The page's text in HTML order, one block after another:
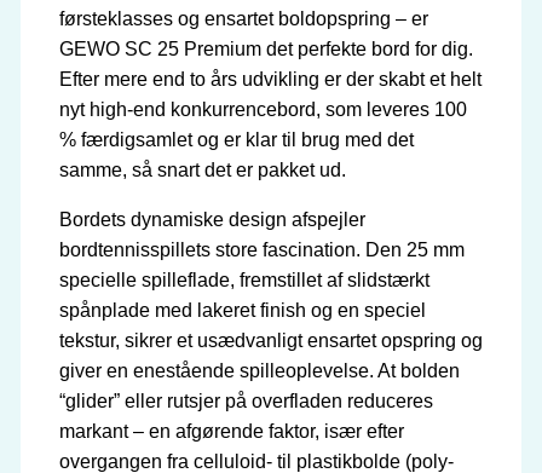
førsteklasses og ensartet boldopspring – er
GEWO SC 25 Premium det perfekte bord for dig.
Efter mere end to års udvikling er der skabt et helt
nyt high-end konkurrencebord, som leveres 100
% færdigsamlet og er klar til brug med det
samme, så snart det er pakket ud.
Bordets dynamiske design afspejler
bordtennisspillets store fascination. Den 25 mm
specielle spilleflade, fremstillet af slidstærkt
spånplade med lakeret finish og en speciel
tekstur, sikrer et usædvanligt ensartet opspring og
giver en enestående spilleoplevelse. At bolden
“glider” eller rutsjer på overfladen reduceres
markant – en afgørende faktor, især efter
overgangen fra celluloid- til plastikbolde (poly-